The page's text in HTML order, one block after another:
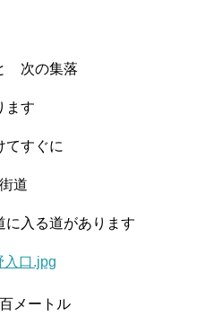
次の集落
ます
てすぐに
道
に入る道があります
メートル